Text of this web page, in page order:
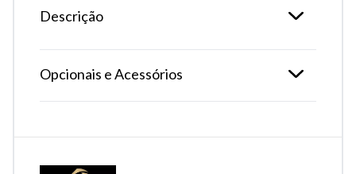
Descrição
Opcionais e Acessórios